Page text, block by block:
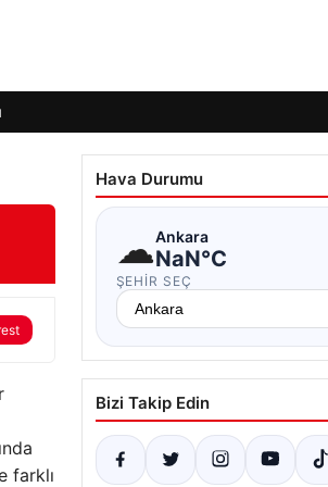
farklı
Hava Durumu
☁Ankara
NaN°C
ŞEHIR SEÇ
Bizi Takip Edin